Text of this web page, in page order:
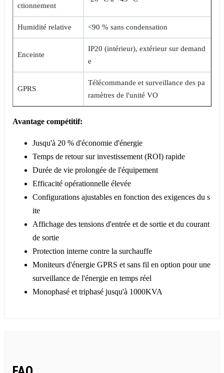
ctionnement
Humidité relative <90 % sans condensation
Enceinte
IP20 (intérieur), extérieur sur demand
e
GPRS
Télécommande et surveillance des pa
ramètres de l'unité VO
Avantage compétitif:
Jusqu'à 20 % d'économie d'énergie
Temps de retour sur investissement (ROI) rapide
Durée de vie prolongée de l'équipement
Efficacité opérationnelle élevée
Configurations ajustables en fonction des exigences du s
ite
Affichage des tensions d'entrée et de sortie et du courant
de sortie
Protection interne contre la surchauffe
Moniteurs d'énergie GPRS et sans fil en option pour une
surveillance de l'énergie en temps réel
Monophasé et triphasé jusqu'à 1000KVA